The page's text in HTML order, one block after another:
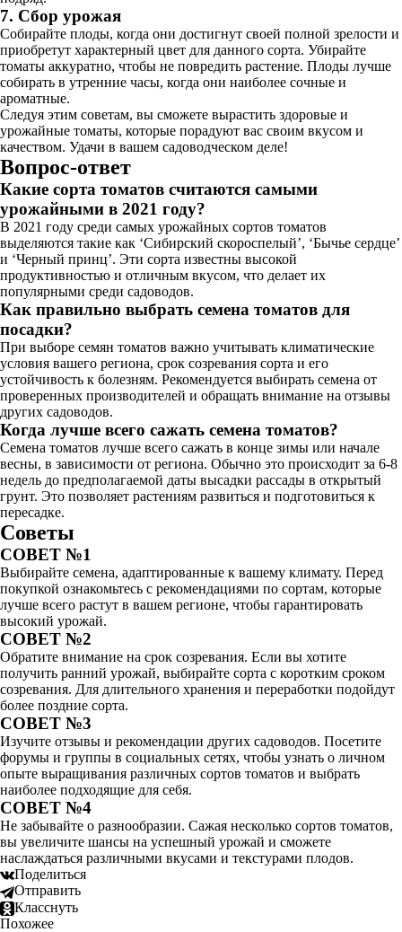
7. Сбор урожая
Собирайте плоды, когда они достигнут своей полной зрелости и
приобретут характерный цвет для данного сорта. Убирайте
томаты аккуратно, чтобы не повредить растение. Плоды лучше
собирать в утренние часы, когда они наиболее сочные и
ароматные.
Следуя этим советам, вы сможете вырастить здоровые и
урожайные томаты, которые порадуют вас своим вкусом и
качеством. Удачи в вашем садоводческом деле!
Вопрос-ответ
Какие сорта томатов считаются самыми
урожайными в 2021 году?
В 2021 году среди самых урожайных сортов томатов
выделяются такие как ‘Сибирский скороспелый’, ‘Бычье сердце’
и ‘Черный принц’. Эти сорта известны высокой
продуктивностью и отличным вкусом, что делает их
популярными среди садоводов.
Как правильно выбрать семена томатов для
посадки?
При выборе семян томатов важно учитывать климатические
условия вашего региона, срок созревания сорта и его
устойчивость к болезням. Рекомендуется выбирать семена от
проверенных производителей и обращать внимание на отзывы
других садоводов.
Когда лучше всего сажать семена томатов?
Семена томатов лучше всего сажать в конце зимы или начале
весны, в зависимости от региона. Обычно это происходит за 6-8
недель до предполагаемой даты высадки рассады в открытый
грунт. Это позволяет растениям развиться и подготовиться к
пересадке.
Советы
СОВЕТ №1
Выбирайте семена, адаптированные к вашему климату. Перед
покупкой ознакомьтесь с рекомендациями по сортам, которые
лучше всего растут в вашем регионе, чтобы гарантировать
высокий урожай.
СОВЕТ №2
Обратите внимание на срок созревания. Если вы хотите
получить ранний урожай, выбирайте сорта с коротким сроком
созревания. Для длительного хранения и переработки подойдут
более поздние сорта.
СОВЕТ №3
Изучите отзывы и рекомендации других садоводов. Посетите
форумы и группы в социальных сетях, чтобы узнать о личном
опыте выращивания различных сортов томатов и выбрать
наиболее подходящие для себя.
СОВЕТ №4
Не забывайте о разнообразии. Сажая несколько сортов томатов,
вы увеличите шансы на успешный урожай и сможете
наслаждаться различными вкусами и текстурами плодов.
Поделиться
Отправить
Класснуть
Похожее